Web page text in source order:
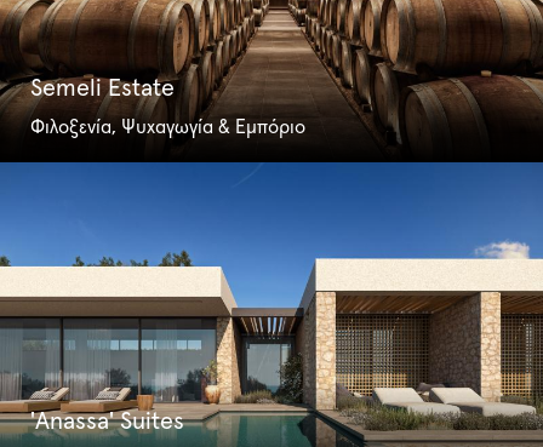
Semeli Estate
Φιλοξενία, Ψυχαγωγία & Εμπόριο
'Anassa' Suites